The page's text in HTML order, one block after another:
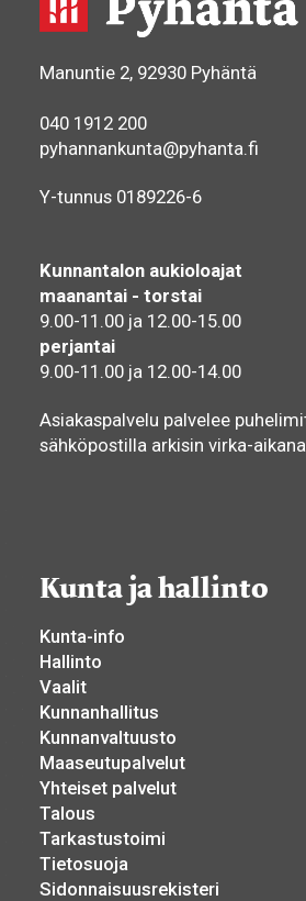
Manuntie 2, 92930 Pyhäntä
040 1912 200
pyhannankunta@pyhanta.fi
Y-tunnus 0189226-6
Kunnantalon aukioloajat
maanantai - torstai
9.00-11.00 ja 12.00-15.00
perjantai
9.00-11.00 ja 12.00-14.00
Asiakaspalvelu palvelee
sähköpostilla arkisin virka-aikana
Kunta ja hallinto
Kunta-info
Hallinto
Vaalit
Kunnanhallitus
Kunnanvaltuusto
Maaseutupalvelut
Yhteiset palvelut
Talous
Tarkastustoimi
Tietosuoja
Sidonnaisuusrekisteri